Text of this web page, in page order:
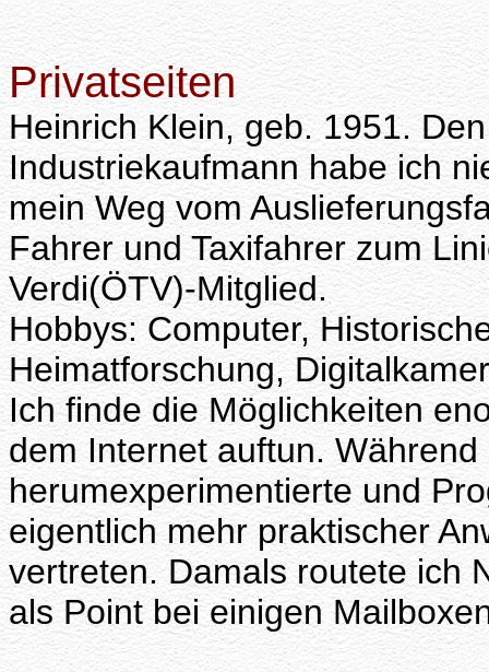
Privatseiten
Heinrich Klein, geb. 1951.
Industriekaufmann habe ich
mein Weg vom
Fahrer und Taxifahrer zum
Verdi(ÖTV)-Mitglied.
Hobbys: Computer,
Heimatforschung,
Ich finde die Möglichkeiten
dem Internet auftun.
herumexperimentierte und
eigentlich mehr praktischer
vertreten. Damals routete ich
als Point bei einigen